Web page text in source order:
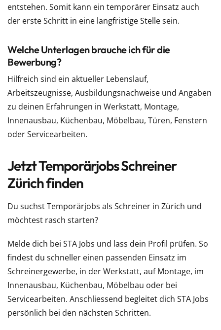
entstehen. Somit kann ein temporärer Einsatz auch
der erste Schritt in eine langfristige Stelle sein.
Welche Unterlagen brauche ich für die
Bewerbung?
Hilfreich sind ein aktueller Lebenslauf,
Arbeitszeugnisse, Ausbildungsnachweise und Angaben
zu deinen Erfahrungen in Werkstatt, Montage,
Innenausbau, Küchenbau, Möbelbau, Türen, Fenstern
oder Servicearbeiten.
Jetzt Temporärjobs Schreiner
Zürich finden
Du suchst Temporärjobs als Schreiner in Zürich und
möchtest rasch starten?
Melde dich bei STA Jobs und lass dein Profil prüfen. So
findest du schneller einen passenden Einsatz im
Schreinergewerbe, in der Werkstatt, auf Montage, im
Innenausbau, Küchenbau, Möbelbau oder bei
Servicearbeiten. Anschliessend begleitet dich STA Jobs
persönlich bei den nächsten Schritten.